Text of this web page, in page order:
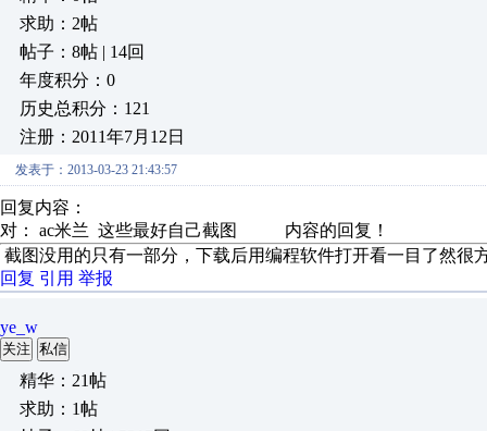
求助：2帖
帖子：8帖 | 14回
年度积分：0
历史总积分：121
注册：2011年7月12日
发表于：2013-03-23 21:43:57
回复内容：
对： ac米兰 这些最好自己截图 内容的回复！
截图没用的只有一部分，下载后用编程软件打开看一目了然很
回复 引用 举报
ye_w
关注 私信
精华：21帖
求助：1帖